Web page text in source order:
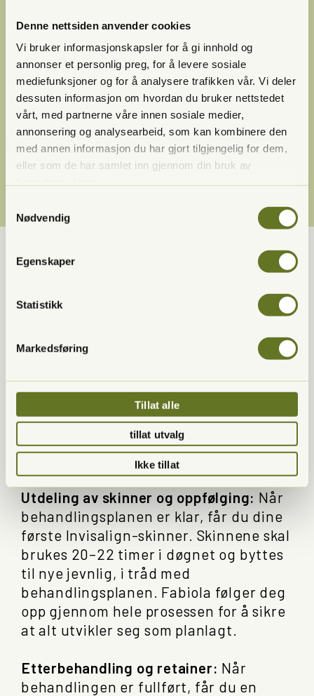
Denne nettsiden anvender cookies
Vi bruker informasjonskapsler for å gi innhold og
annonser et personlig preg, for å levere sosiale
mediefunksjoner og for å analysere trafikken vår. Vi deler
dessuten informasjon om hvordan du bruker nettstedet
vårt, med partnerne våre innen sosiale medier,
annonsering og analysearbeid, som kan kombinere den
med annen informasjon du har gjort tilgjengelig for dem,
eller som de har samlet inn gjennom din bruk av
Nødvendig
Egenskaper
Statistikk
Markedsføring
Tillat alle
tillat utvalg
Ikke tillat
metallbøyler
Skånsom og mer behagelig enn
tradisjonell tannregulering
Enkelt å holde god tannhygiene
underveis
Digital planlegging som viser
sluttresultatet på forhånd
Slik foregår behandlingen:
Konsultasjon, skanning og planlegging:
Fabiola dine ønsker og behov, slik at
hun kan tilpasse behandlingen akkurat
for deg. Deretter tar hun en digital
skanning av tennene dine for å lage en
nøyaktig 3D-modell som brukes til å
planlegge behandlingen og vise
hvordan resultatet vil se ut.
Utdeling av skinner og oppfølging: Når
behandlingsplanen er klar, får du dine
første Invisalign-skinner. Skinnene skal
brukes 20–22 timer i døgnet og byttes
til nye jevnlig, i tråd med
behandlingsplanen. Fabiola følger deg
opp gjennom hele prosessen for å sikre
at alt utvikler seg som planlagt.
Etterbehandling og retainer: Når
behandlingen er fullført, får du en